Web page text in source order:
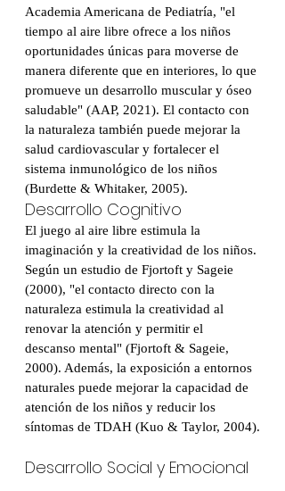
Academia Americana de Pediatría, "el
tiempo al aire libre ofrece a los niños
oportunidades únicas para moverse de
manera diferente que en interiores, lo que
promueve un desarrollo muscular y óseo
saludable" (AAP, 2021). El contacto con
la naturaleza también puede mejorar la
salud cardiovascular y fortalecer el
sistema inmunológico de los niños
(Burdette & Whitaker, 2005).
Desarrollo Cognitivo
El juego al aire libre estimula la
imaginación y la creatividad de los niños.
Según un estudio de Fjortoft y Sageie
(2000), "el contacto directo con la
naturaleza estimula la creatividad al
renovar la atención y permitir el
descanso mental" (Fjortoft & Sageie,
2000). Además, la exposición a entornos
naturales puede mejorar la capacidad de
atención de los niños y reducir los
síntomas de TDAH (Kuo & Taylor, 2004).
Desarrollo Social y Emocional